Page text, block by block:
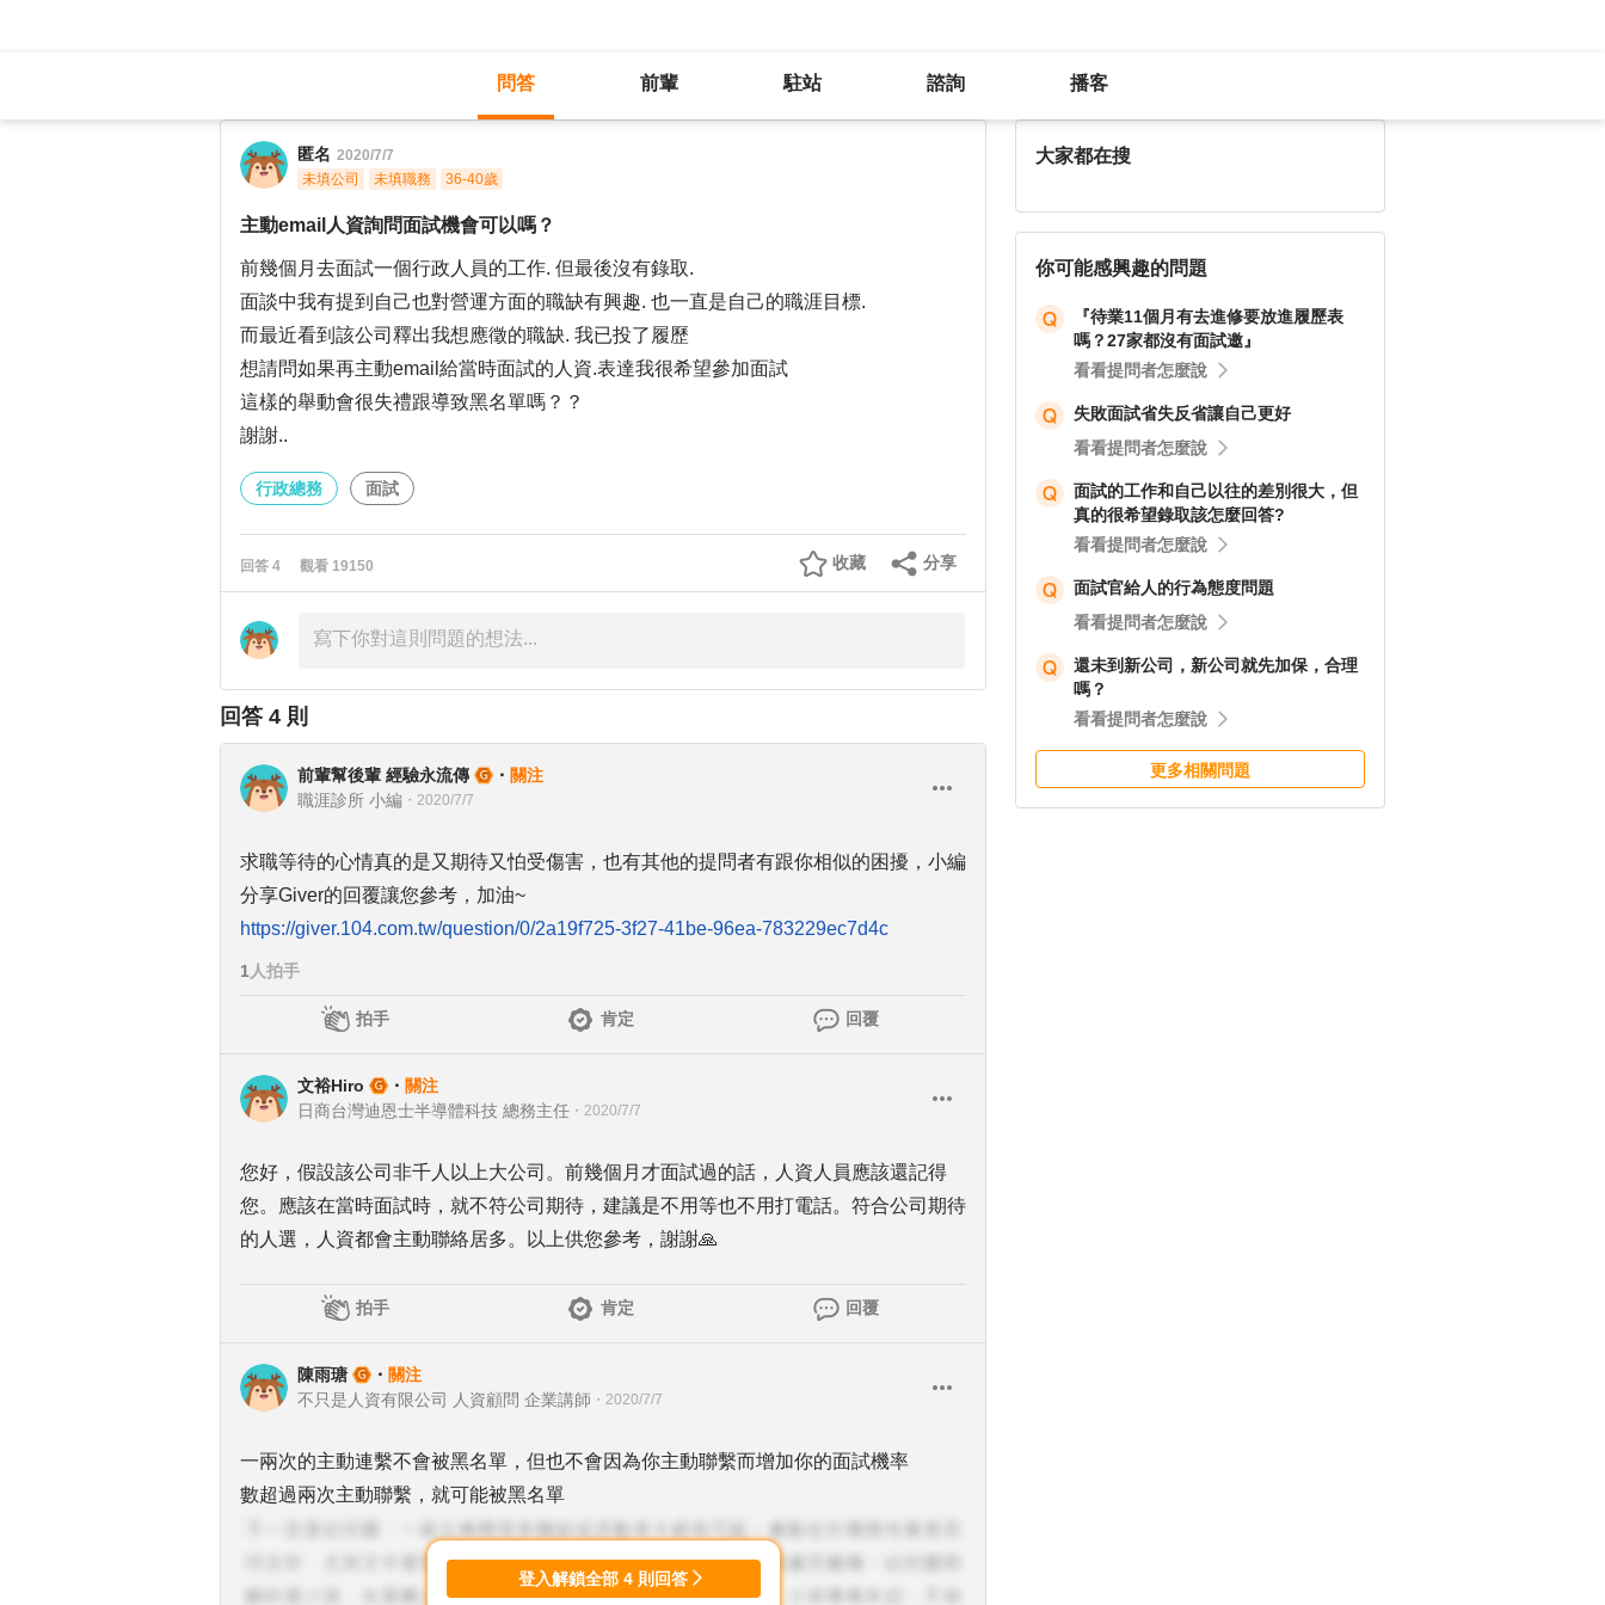
問答 前輩 駐站 諮詢 播客
匿名 2020/7/7
未填公司
未填職務 36-40歲
主動email人資詢問面試機會可以嗎？
前幾個月去面試一個行政人員的工作. 但最後沒有錄取.
面談中我有提到自己也對營運方面的職缺有興趣. 也一直是自己的職涯目標.
而最近看到該公司釋出我想應徵的職缺. 我已投了履歷
想請問如果再主動email給當時面試的人資.表達我很希望參加面試
這樣的舉動會很失禮跟導致黑名單嗎？？
謝謝..
行政總務 面試
回答 4 觀看 19150 分享
收藏
回答 4 則
前輩幫後輩 經驗永流傳 ・ 關注
職涯診所 小編 ・ 2020/7/7
求職等待的心情真的是又期待又怕受傷害，也有其他的提問者有跟你相似的困擾，小編
分享Giver的回覆讓您參考，加油~
https://giver.104.com.tw/question/0/2a19f725-3f27-41be-96ea-783229ec7d4c
1 人拍手
拍手 肯定 回覆
文裕Hiro ・ 關注
日商台灣迪恩士半導體科技 總務主任 ・ 2020/7/7
您好，假設該公司非千人以上大公司。前幾個月才面試過的話，人資人員應該還記得
您。應該在當時面試時，就不符公司期待，建議是不用等也不用打電話。符合公司期待
的人選，人資都會主動聯絡居多。以上供您參考，謝謝🙏
拍手 肯定 回覆
陳雨瑭 ・ 關注
不只是人資有限公司 人資顧問 企業講師 ・ 2020/7/7
一兩次的主動連繫不會被黑名單，但也不會因為你主動聯繫而增加你的面試機率
數超過兩次主動聯繫，就可能被黑名單
登入解鎖全部 4 則回答
大家都在搜
你可能感興趣的問題
『待業11個月有去進修要放進履歷表
嗎？27家都沒有面試邀』
看看提問者怎麼說
失敗面試省失反省讓自己更好
看看提問者怎麼說
面試的工作和自己以往的差別很大，但
真的很希望錄取該怎麼回答?
看看提問者怎麼說
面試官給人的行為態度問題
看看提問者怎麼說
還未到新公司，新公司就先加保，合理
嗎？
看看提問者怎麼說
更多相關問題